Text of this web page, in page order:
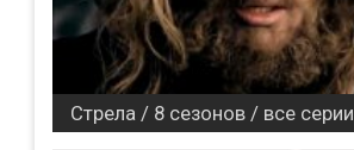
Стрела / 8 сезонов / все серии